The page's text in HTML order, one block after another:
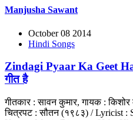
Manjusha Sawant
October 08 2014
Hindi Songs
Zindagi Pyaar Ka Geet Hai
गीत है
गीतकार : सावन कुमार, गायक :
चित्रपट : सौतन (१९८३) / Lyricist :